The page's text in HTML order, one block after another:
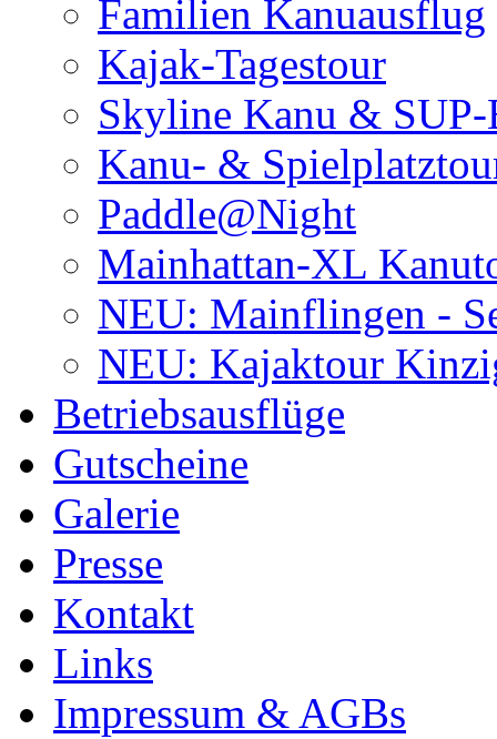
Familien Kanuausflug
Kajak-Tagestour
Skyline Kanu & SUP-
Kanu- &
Paddle@Night
Mainhattan-XL
NEU: Mainflingen -
NEU: Kajaktour
Betriebsausflüge
Gutscheine
Galerie
Presse
Kontakt
Links
Impressum & AGBs